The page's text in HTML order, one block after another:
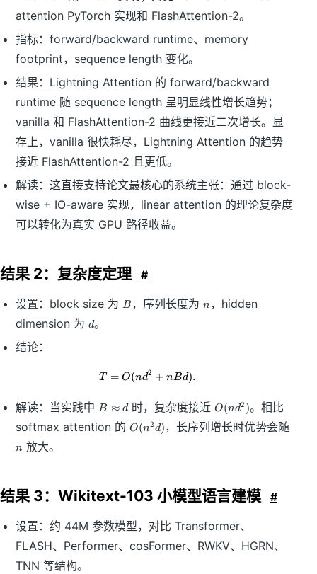
attention PyTorch 实现和 FlashAttention-2。
指标：forward/backward runtime、memory
footprint，sequence length 变化。
结果：Lightning Attention 的 forward/backward
runtime 随 sequence length 呈明显线性增长趋势；
vanilla 和 FlashAttention-2 曲线更接近二次增长。显
存上，vanilla 很快耗尽，Lightning Attention 的趋势
接近 FlashAttention-2 且更低。
解读：这直接支持论文最核心的系统主张：通过 block-
wise + IO-aware 实现，linear attention 的理论复杂度
可以转化为真实 GPU 路径收益。
结果 2：复杂度定理 #
设置：block size 为 B
B，序列长度为n
n，hidden
dimension 为d
d。
结论：
T=O(nd^2+nBd).
T = O(nd2 + nBd).
解读：当实践中B
a
x
B ≈ d时，复杂度接近O
n
O(nd2 )。相比
softmax attention 的O
d
)
O(n2d)，长序列增长时优势会随n
n 放大。
结果 3：Wikitext-103 小模型语言建模 #
设置：约 44M 参数模型，对比 Transformer、
FLASH、Performer、cosFormer、RWKV、HGRN、
TNN 等结构。